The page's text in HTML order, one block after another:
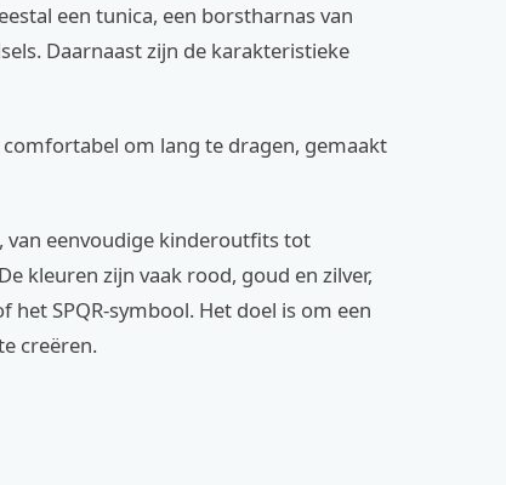
een tunica, een borstharnas van
Daarnaast zijn de karakteristieke
om lang te dragen, gemaakt
van eenvoudige kinderoutfits tot
kleuren zijn vaak rood, goud en zilver,
SPQR-symbool. Het doel is om een
creëren.